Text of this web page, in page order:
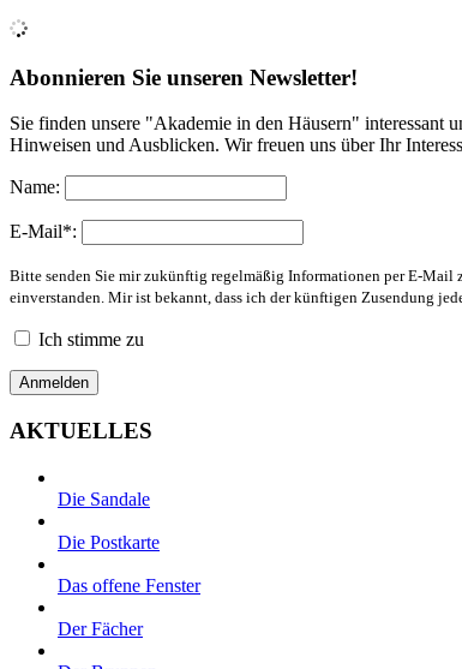
Abonnieren Sie unseren Newsletter!
Sie finden unsere "Akademie in den Häusern" interessant
Hinweisen und Ausblicken. Wir freuen uns über Ihr
Name:
E-Mail*:
Bitte senden Sie mir zukünftig regelmäßig Informationen per E-Mail
einverstanden. Mir ist bekannt, dass ich der künftigen Zusendung
Ich stimme zu
AKTUELLES
Die Sandale
Die Postkarte
Das offene Fenster
Der Fächer